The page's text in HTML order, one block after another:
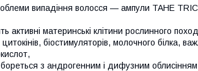
випадіння волосся — ампули TAHE
материнські клітини рослинного
біостимуляторів, молочного білка,
з андрогенним і дифузним